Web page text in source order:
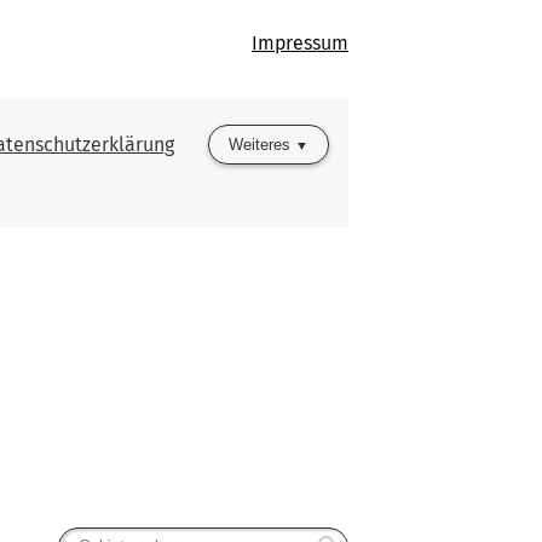
Impressum
Weiteres